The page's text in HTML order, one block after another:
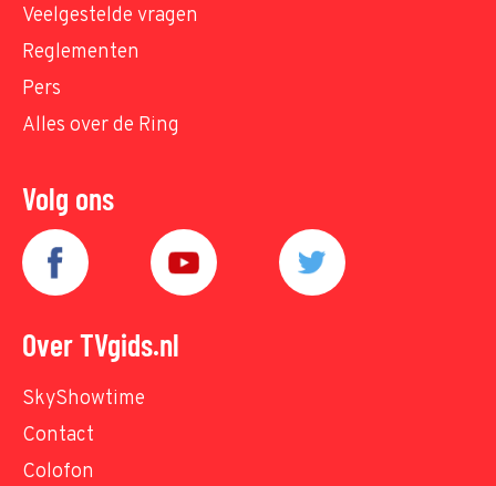
Veelgestelde vragen
Reglementen
Pers
Alles over de Ring
Volg ons
Over TVgids.nl
SkyShowtime
Contact
Colofon